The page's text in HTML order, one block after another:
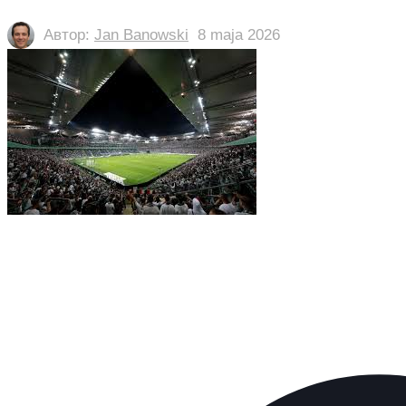
Автор: Jan Banowski 8 maja 2026